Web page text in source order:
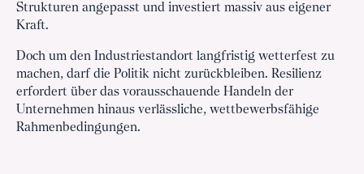
Strukturen angepasst und investiert massiv aus eigener
Kraft.
Doch um den Industriestandort langfristig wetterfest zu
machen, darf die Politik nicht zurückbleiben. Resilienz
erfordert über das vorausschauende Handeln der
Unternehmen hinaus verlässliche, wettbewerbsfähige
Rahmenbedingungen.